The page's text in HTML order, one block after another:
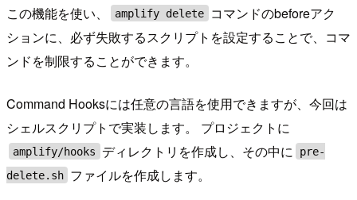
この機能を使い、
amplify delete
コマンドのbeforeアク
ションに、必ず失敗するスクリプトを設定することで、コマ
ンドを制限することができます。
Command Hooksには任意の言語を使用できますが、今回は
シェルスクリプトで実装します。 プロジェクトに
amplify/hooks ディレクトリを作成し、その中に
pre-
delete.sh ファイルを作成します。